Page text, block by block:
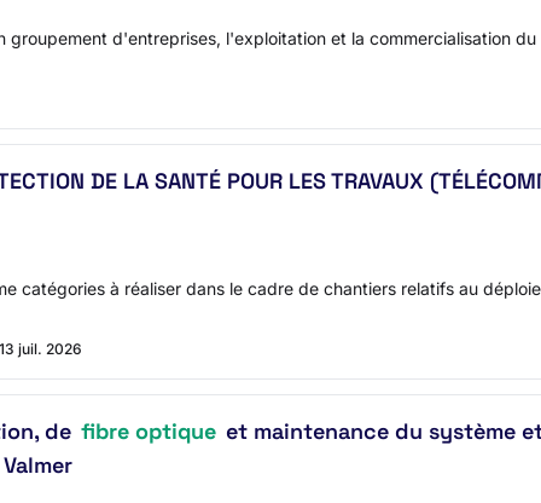
groupement d'entreprises, l'exploitation et la commercialisation
DE LA SANTÉ POUR LES TRAVAUX
catégories à réaliser dans le cadre de chantiers relatifs au
13 juil. 2026
de fibre optique et maintenance du système